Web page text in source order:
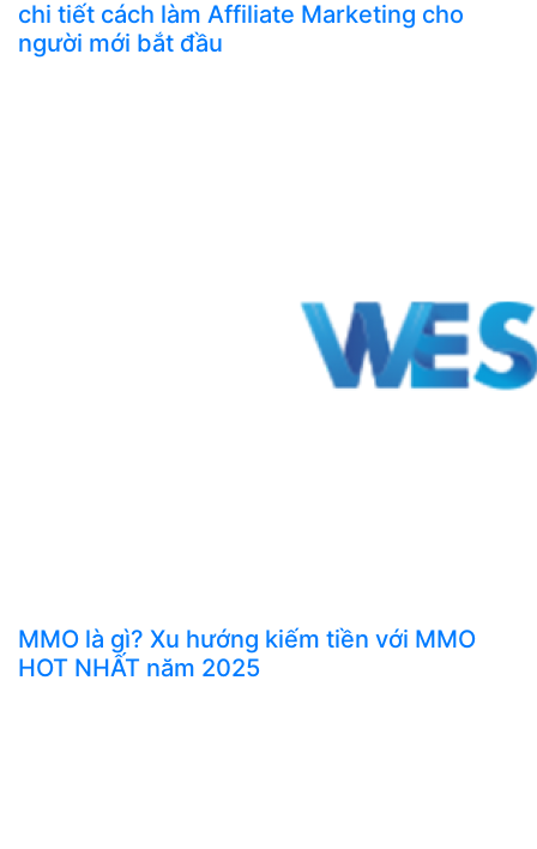
chi tiết cách làm Affiliate Marketing cho
người mới bắt đầu
MMO là gì? Xu hướng kiếm tiền với MMO
HOT NHẤT năm 2025